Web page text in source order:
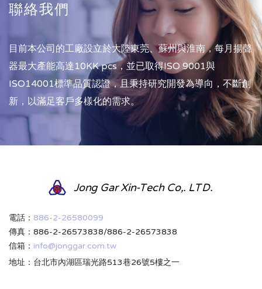
聯絡我們
目前本公司的工廠設立於大陸東莞、蘇州與淮南，每月揚聲
器最大產能高達10KK pcs，並已取得ISO 9001與
ISO14001標準品質認證，且秉持研究開發為導向，不斷創
新，以滿足客戶多樣化的需求。
Jong Gar Xin-Tech Co,. LTD.
電話： 886-2-26580099
傳真：886-2-26573838/886-2-26573838
信箱： info@jonggar.com.tw
地址：台北市內湖區瑞光路513巷26號5樓之一